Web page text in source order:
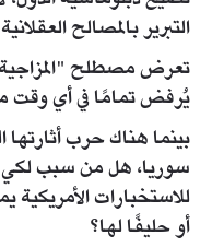
التبرير بالمصالح
تعرض مصطلح "المزاجية"
يُرفض تمامًا في أي وقت
بينما هناك حرب أثارتها
سوريا، هل من سبب لكي
للاستخبارات الأمريكية
أو حليفًا لها؟